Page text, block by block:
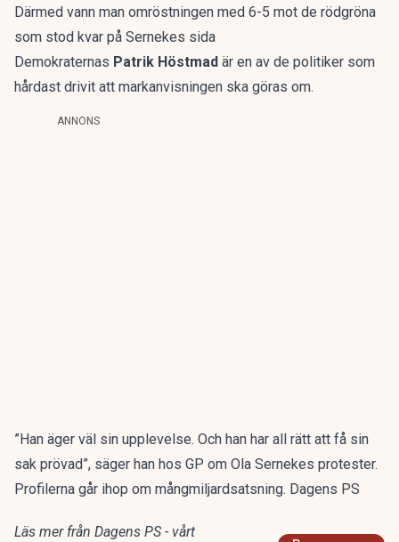
Därmed vann man omröstningen med 6-5 mot de rödgröna
som stod kvar på Sernekes sida
Demokraternas Patrik Höstmad är en av de politiker som
hårdast drivit att markanvisningen ska göras om.
ANNONS
”Han äger väl sin upplevelse. Och han har all rätt att få sin
sak prövad”, säger han hos GP om Ola Sernekes protester.
Profilerna går ihop om mångmiljardsatsning. Dagens PS
Läs mer från Dagens PS - vårt